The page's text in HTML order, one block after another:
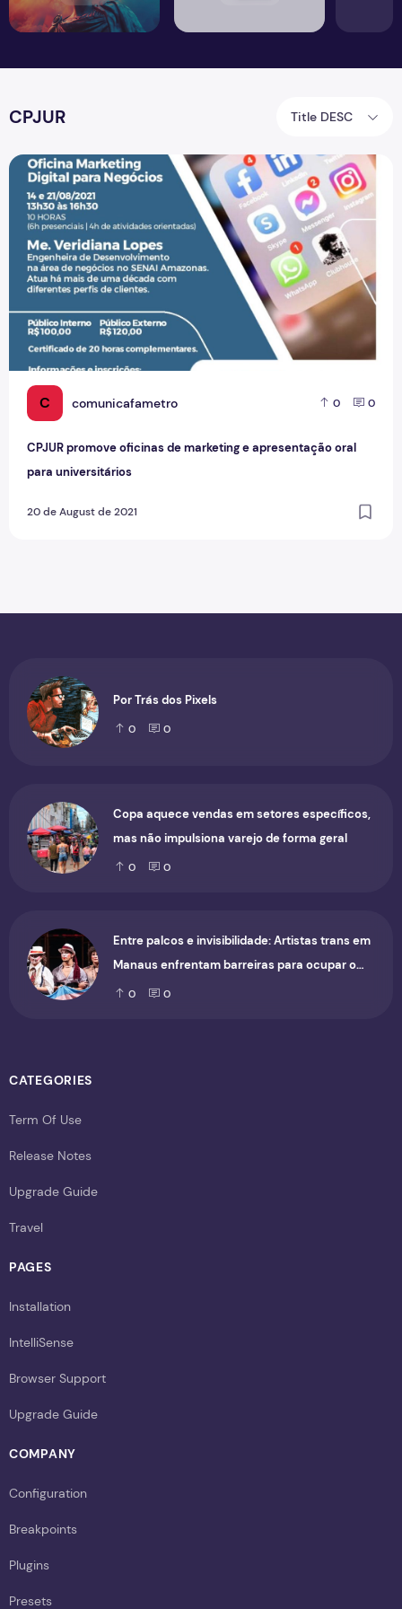
CPJUR Title DESC
C comunicafametro 0 0
CPJUR promove oficinas de marketing e apresentação oral
para universitários
20 de August de 2021
CPJUR promove oficinas de marketing e apresentação oral
Por Trás dos Pixels
0 0
Copa aquece vendas em setores específicos,
mas não impulsiona varejo de forma geral
0 0
Entre palcos e invisibilidade: Artistas trans em
Manaus enfrentam barreiras para ocupar o
cenário cultural
0 0
CATEGORIES
Term Of Use
Release Notes
Upgrade Guide
Travel
PAGES
Installation
IntelliSense
Browser Support
Upgrade Guide
COMPANY
Configuration
Breakpoints
Plugins
Presets